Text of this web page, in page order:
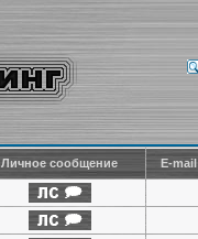
Личное сообщение E-